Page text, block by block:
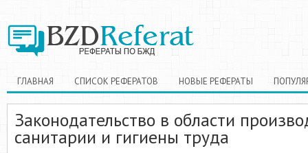
ГЛАВНАЯ СПИСОК РЕФЕРАТОВ НОВЫЕ РЕФЕРАТЫ
Законодательство в области
санитарии и гигиены труда